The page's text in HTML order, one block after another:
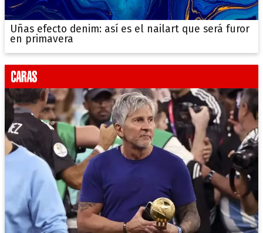
Uñas efecto denim: así es el nailart que será furor
en primavera